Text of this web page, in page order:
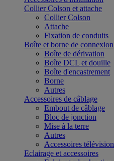
Collier Colson et attache
Collier Colson
Attache
Fixation de conduits
Boîte et borne de connexion
Boîte de dérivation
Boîte DCL et douille
Boîte d'encastrement
Borne
Autres
Accessoires de câblage
Embout de câblage
Bloc de jonction
Mise à la terre
Autres
Accessoires télévision
Eclairage et accessoires